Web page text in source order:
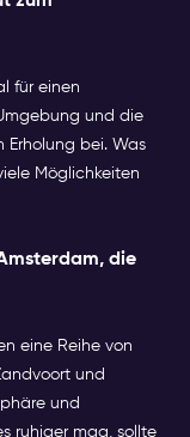
für einen
und die
Erholung bei. Was
Möglichkeiten
die
eine Reihe von
und
und
ruhiger mag, sollte